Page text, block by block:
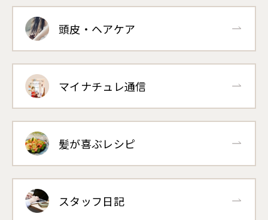
頭皮・ヘアケア
マイナチュレ通信
髪が喜ぶレシピ
スタッフ日記